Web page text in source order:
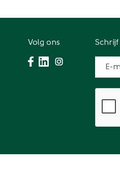
Volg ons
E-